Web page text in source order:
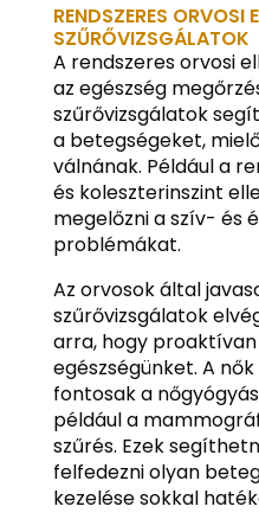
RENDSZERES ORVOSI
SZŰRŐVIZSGÁLATOK
A rendszeres orvosi
az egészség
szűrővizsgálatok
a betegségeket,
válnának. Például a
és koleszterinszint
megelőzni a szív- és
problémákat.
Az orvosok által
szűrővizsgálatok
arra, hogy proaktívan
egészségünket. A
fontosak a
például a
szűrés. Ezek
felfedezni olyan
kezelése sokkal